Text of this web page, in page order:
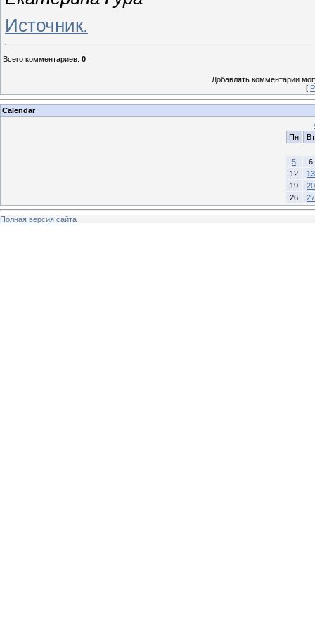
Источник.
Всего комментариев: 0
Добавлять комментарии
[
Calendar
Пн
Вт
5
6
12
13
19
20
26
27
Полная версия сайта